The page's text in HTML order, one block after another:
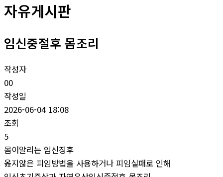
자유게시판
임신중절후 몸조리
작성자
00
작성일
2026-06-04 18:08
조회
5
몸이알리는 임신징후
옳지않은 피임방법을 사용하거나 피임실패로 인해